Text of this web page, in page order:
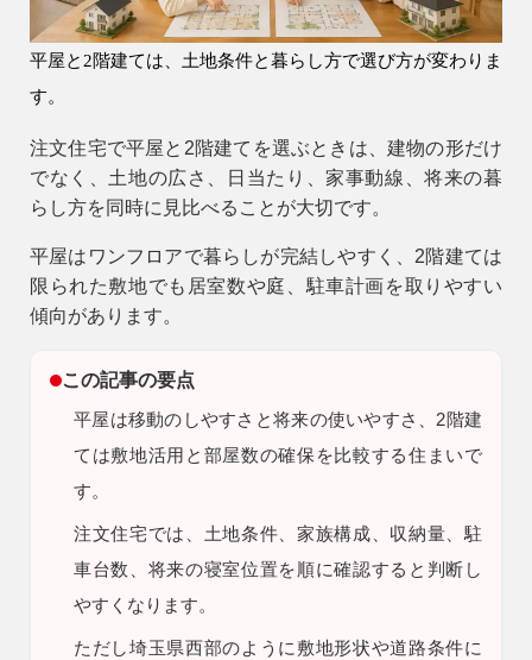
平屋と2階建ては、土地条件と暮らし方で選び方が変わりま
す。
注文住宅で平屋と2階建てを選ぶときは、建物の形だけ
でなく、土地の広さ、日当たり、家事動線、将来の暮
らし方を同時に見比べることが大切です。
平屋はワンフロアで暮らしが完結しやすく、2階建ては
限られた敷地でも居室数や庭、駐車計画を取りやすい
傾向があります。
この記事の要点
平屋は移動のしやすさと将来の使いやすさ、2階建
ては敷地活用と部屋数の確保を比較する住まいで
す。
注文住宅では、土地条件、家族構成、収納量、駐
車台数、将来の寝室位置を順に確認すると判断し
やすくなります。
ただし埼玉県西部のように敷地形状や道路条件に
スタッフ紹介
お知らせ
イベント
9時〜18時
注文住宅
0120-70-1212